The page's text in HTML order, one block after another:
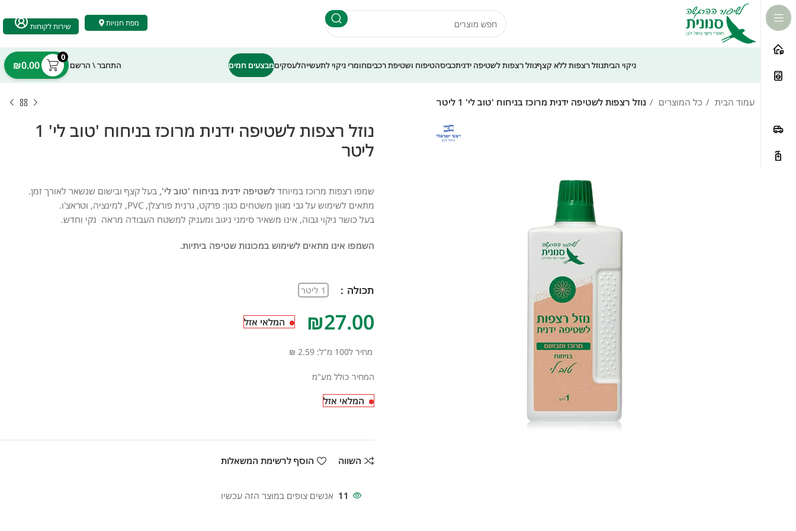
לתוכן
מפת חנויות שירות לקוחות
ניקוי הביתנוזל רצפות ללא קצףנוזל רצפות לשטיפה ידניתכביסהטיפוח ושטיפת רכביםחומרי ניקוי לתעשייהלעסקיםמבצעים חמים התחבר \ הרשם ₪0.00
0
עמוד הבית כל המוצרים נוזל רצפות לשטיפה ידנית מרוכז בניחוח 'טוב לי' 1 ליטר
נוזל רצפות לשטיפה ידנית מרוכז בניחוח 'טוב לי' 1
ליטר
שמפו רצפות מרוכז במיוחד לשטיפה ידנית בניחוח 'טוב לי', בעל קצף ובישום שנשאר לאורך זמן.
מתאים לשימוש על גבי מגוון משטחים כגון: פרקט, גרנית פורצלן, PVC, למינציה, וטראצ'ו.
בעל כושר ניקוי גבוה, אינו משאיר סימני ניגוב ומעניק למשטח העבודה מראה נקי וחדש.
השמפו אינו מתאים לשימוש במכונות שטיפה ביתיות.
תכולה 1 ליטר
₪ המלאי אזל
מחיר ל100 מ"ל: 2.59 ₪
המחיר כולל מע"מ
המלאי אזל
השווה הוסף לרשימת המשאלות
11 אנשים צופים במוצר הזה עכשיו
עלות משלוח 35 ש"ח - עד 7 ימי עסקים